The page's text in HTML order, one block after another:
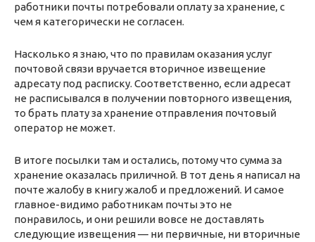
работники почты потребовали оплату за хранение, с
чем я категорически не согласен.
Насколько я знаю, что по правилам оказания услуг
почтовой связи вручается вторичное извещение
адресату под расписку. Соответственно, если адресат
не расписывался в получении повторного извещения,
то брать плату за хранение отправления почтовый
оператор не может.
В итоге посылки там и остались, потому что сумма за
хранение оказалась приличной. В тот день я написал на
почте жалобу в книгу жалоб и предложений. И самое
главное-видимо работникам почты это не
понравилось, и они решили вовсе не доставлять
следующие извещения — ни первичные, ни вторичные